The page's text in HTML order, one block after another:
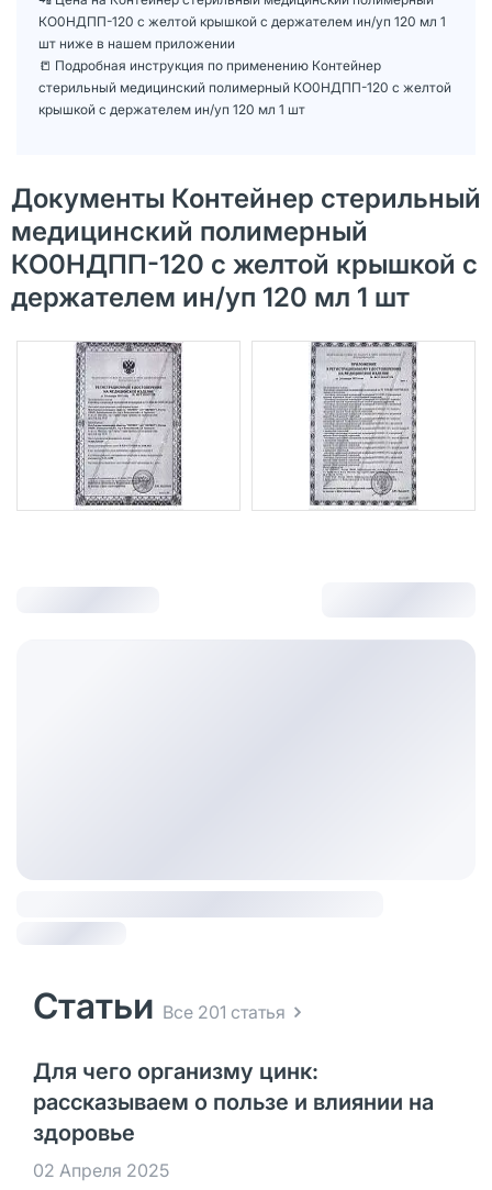
КО0НДПП-120 с желтой крышкой с держателем ин/уп 120 мл 1
шт ниже в нашем приложении
📒 Подробная инструкция по применению Контейнер
стерильный медицинский полимерный КО0НДПП-120 с желтой
крышкой с держателем ин/уп 120 мл 1 шт
Документы Контейнер стерильный
медицинский полимерный
КО0НДПП-120 с желтой крышкой с
держателем ин/уп 120 мл 1 шт
Статьи Все 201 статья
Для чего организму цинк:
рассказываем о пользе и влиянии на
здоровье
02 Апреля 2025